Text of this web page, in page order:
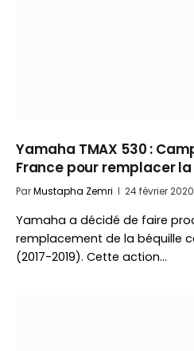
Yamaha TMAX 530 :
France pour remplacer
ParMustapha Zemri 24 février 2020
Yamaha a décidé de faire
remplacement de la béquille
(2017-2019). Cette action…